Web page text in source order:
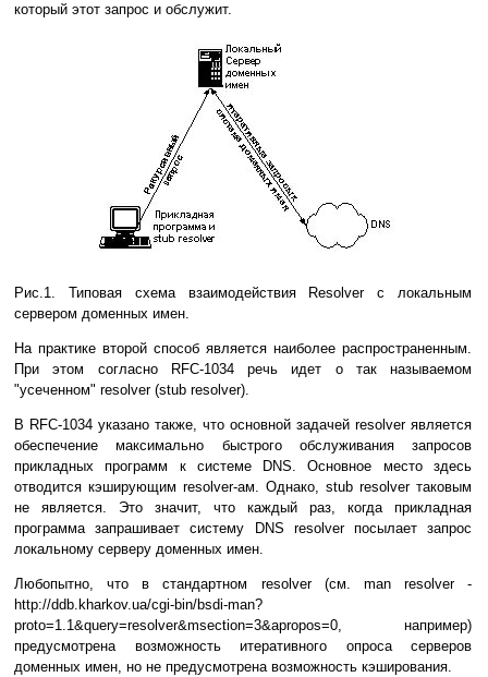
который этот запрос и обслужит.
Рис.1. Типовая схема взаимодействия Resolver с локальным
сервером доменных имен.
На практике второй способ является наиболее распространенным.
При этом согласно RFC-1034 речь идет о так называемом
"усеченном" resolver (stub resolver).
В RFC-1034 указано также, что основной задачей resolver является
обеспечение максимально быстрого обслуживания запросов
прикладных программ к системе DNS. Основное место здесь
отводится кэширующим resolver-ам. Однако, stub resolver таковым
не является. Это значит, что каждый раз, когда прикладная
программа запрашивает систему DNS resolver посылает запрос
локальному серверу доменных имен.
Любопытно, что в стандартном resolver (см. man resolver -
http://ddb.kharkov.ua/cgi-bin/bsdi-man?
proto=1.1&query=resolver&msection=3&apropos=0, например)
предусмотрена возможность итеративного опроса серверов
доменных имен, но не предусмотрена возможность кэширования.